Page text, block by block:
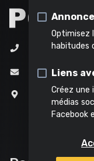
produits
+32 (0)3 292
info@varo.com
Joseph Van
2500 Lier
Optimisez
habitudes
Liens
Créez
médias
Facebook